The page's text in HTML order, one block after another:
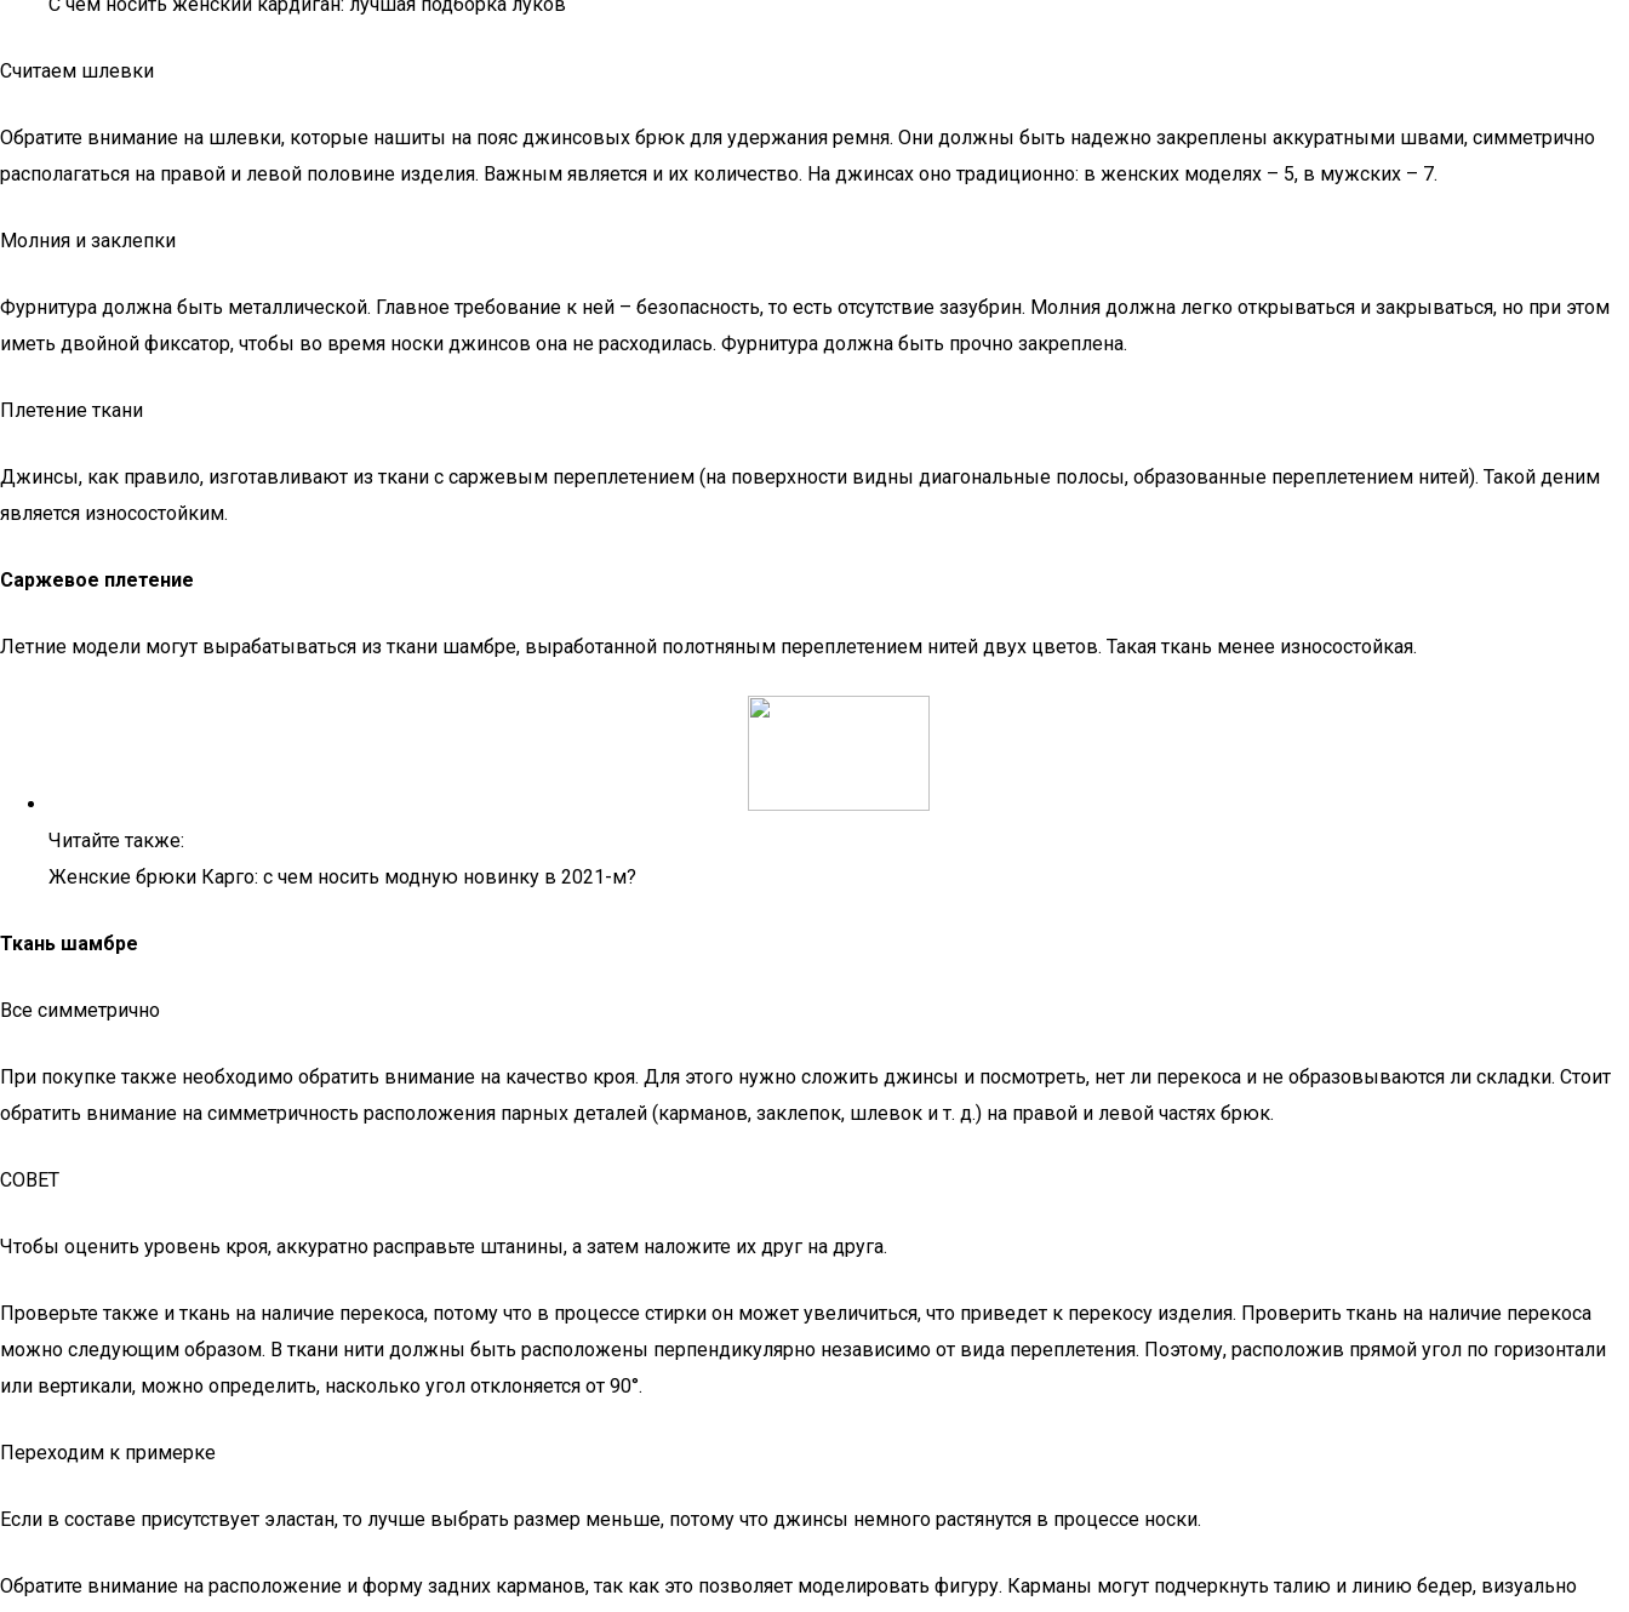
Считаем шлевки
Обратите внимание на шлевки, которые нашиты на пояс джинсовых брюк для удержания ремня. Они должны быть надежно закреплены аккуратными швами, симметрично
располагаться на правой и левой половине изделия. Важным является и их количество. На джинсах оно традиционно: в женских моделях – 5, в мужских – 7.
Молния и заклепки
Фурнитура должна быть металлической. Главное требование к ней – безопасность, то есть отсутствие зазубрин. Молния должна легко открываться и закрываться, но при этом
иметь двойной фиксатор, чтобы во время носки джинсов она не расходилась. Фурнитура должна быть прочно закреплена.
Плетение ткани
Джинсы, как правило, изготавливают из ткани с саржевым переплетением (на поверхности видны диагональные полосы, образованные переплетением нитей). Такой деним
является износостойким.
Саржевое плетение
Летние модели могут вырабатываться из ткани шамбре, выработанной полотняным переплетением нитей двух цветов. Такая ткань менее износостойкая.
Читайте также:
Женские брюки Карго: с чем носить модную новинку в 2021-м?
Ткань шамбре
Все симметрично
При покупке также необходимо обратить внимание на качество кроя. Для этого нужно сложить джинсы и посмотреть, нет ли перекоса и не образовываются ли складки. Стоит
обратить внимание на симметричность расположения парных деталей (карманов, заклепок, шлевок и т. д.) на правой и левой частях брюк.
СОВЕТ
Чтобы оценить уровень кроя, аккуратно расправьте штанины, а затем наложите их друг на друга.
Проверьте также и ткань на наличие перекоса, потому что в процессе стирки он может увеличиться, что приведет к перекосу изделия. Проверить ткань на наличие перекоса
можно следующим образом. В ткани нити должны быть расположены перпендикулярно независимо от вида переплетения. Поэтому, расположив прямой угол по горизонтали
или вертикали, можно определить, насколько угол отклоняется от 90°.
Переходим к примерке
Если в составе присутствует эластан, то лучше выбрать размер меньше, потому что джинсы немного растянутся в процессе носки.
Обратите внимание на расположение и форму задних карманов, так как это позволяет моделировать фигуру. Карманы могут подчеркнуть талию и линию бедер, визуально